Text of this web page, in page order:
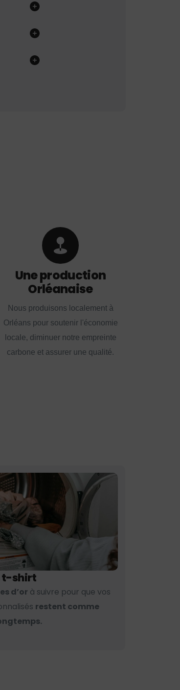
Une production
Orléanaise
Nous produisons localement à
Orléans pour soutenir l'économie
locale, diminuer notre empreinte
carbone et assurer une qualité.
t-shirt
d’or à suivre pour que vos
restent comme